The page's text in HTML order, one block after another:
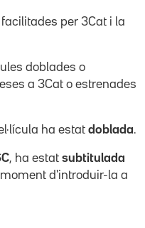
per 3Cat i la
doblades o
a 3Cat o estrenades
ha estat doblada.
, ha estat subtitulada
d'introduir-la a